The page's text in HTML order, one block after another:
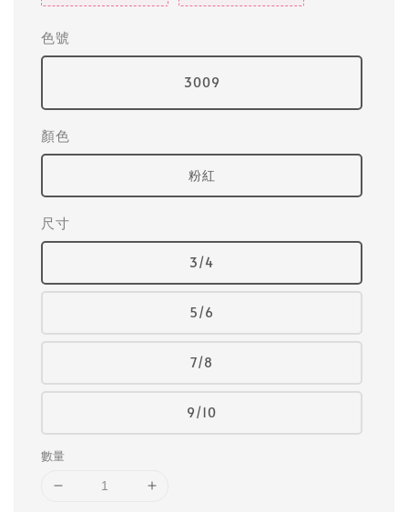
色號
3009
顏色
粉紅
尺寸
3/4
5/6
7/8
9/10
數量